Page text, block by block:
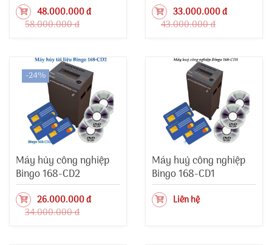
48.000.000 đ
58.000.000 đ
33.000.000 đ
43.000.000 đ
-24%
Máy hủy công nghiệp
Bingo 168-CD2
26.000.000 đ
34.000.000 đ
Máy huỷ công nghiệp
Bingo 168-CD1
Liên hệ